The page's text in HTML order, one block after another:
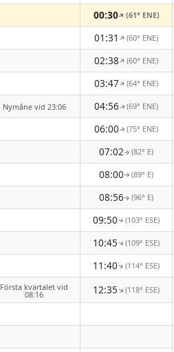
00:30↑(61° ENE)
01:31↑(60° ENE)
02:38↑(60° ENE)
03:47↑(64° ENE)
Nymåne vid 23:06 04:56↑(69° ENE)
06:00↑(75° ENE)
07:02↑(82° E)
08:00↑(89° E)
08:56↑(96° E)
09:50↑(103° ESE)
10:45↑(109° ESE)
11:40↑(114° ESE)
Första kvartalet vid
08:16 12:35↑(118° ESE)